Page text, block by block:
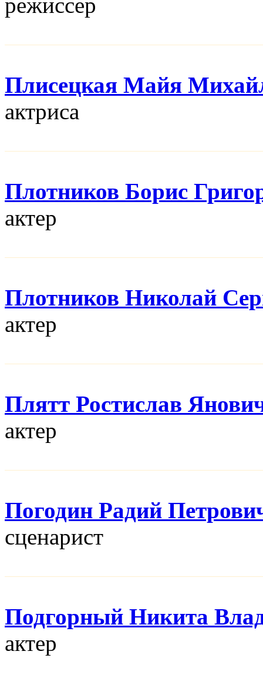
режисcер
Плисецкая Майя
актриса
Плотников Борис
актер
Плотников Николай
актер
Плятт Ростислав
актер
Погодин Радий
сценарист
Подгорный Никита
актер